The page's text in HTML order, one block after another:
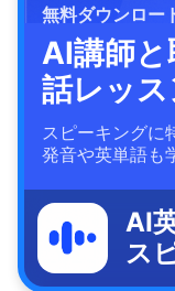
無料ダウンロー
AI講師
話レッス
スピーキングに
発音や英単語も
AI
ス